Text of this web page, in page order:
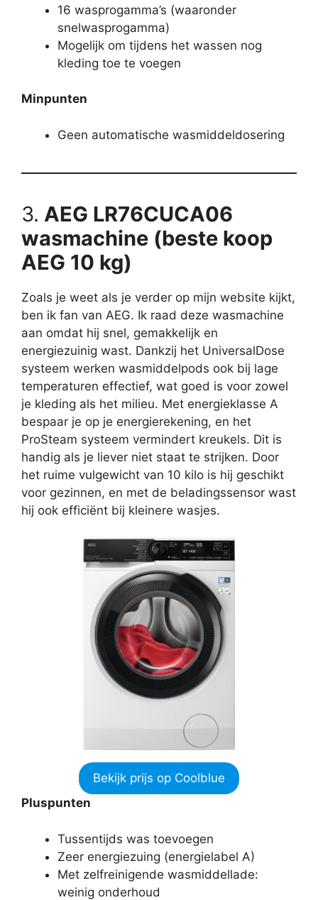
16 wasprogamma’s (waaronder
snelwasprogamma)
Mogelijk om tijdens het wassen nog
kleding toe te voegen
Minpunten
Geen automatische wasmiddeldosering
3. AEG LR76CUCA06
wasmachine (beste koop
AEG 10 kg)
Zoals je weet als je verder op mijn website kijkt,
ben ik fan van AEG. Ik raad deze wasmachine
aan omdat hij snel, gemakkelijk en
energiezuinig wast. Dankzij het UniversalDose
systeem werken wasmiddelpods ook bij lage
temperaturen effectief, wat goed is voor zowel
je kleding als het milieu. Met energieklasse A
bespaar je op je energierekening, en het
ProSteam systeem vermindert kreukels. Dit is
handig als je liever niet staat te strijken. Door
het ruime vulgewicht van 10 kilo is hij geschikt
voor gezinnen, en met de beladingssensor wast
hij ook efficiënt bij kleinere wasjes.
Bekijk prijs op Coolblue
Pluspunten
Tussentijds was toevoegen
Zeer energiezuing (energielabel A)
Met zelfreinigende wasmiddellade:
weinig onderhoud